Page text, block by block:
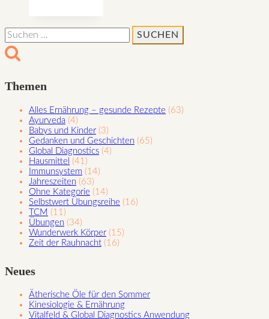
Suchen
nach:
Themen
Alles Ernährung – gesunde Rezepte (63)
Ayurveda (4)
Babys und Kinder (3)
Gedanken und Geschichten (65)
Global Diagnostics (4)
Hausmittel (41)
Immunsystem (14)
Jahreszeiten (63)
Ohne Kategorie (14)
Selbstwert Übungsreihe (16)
TCM (11)
Übungen (34)
Wunderwerk Körper (15)
Zeit der Rauhnacht (16)
Neues
Ätherische Öle für den Sommer
Kinesiologie & Ernährung
Vitalfeld & Global Diagnostics Anwendung